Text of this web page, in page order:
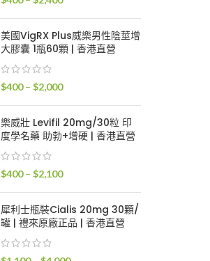
圍：
$2,400
美國VigRX Plus威樂男性陰莖增
大膠囊 1瓶60顆 | 香港直營
$400 – $2,000價
範
圍：
$2,000
樂威壯 Levifil 20mg/30粒 印
度學名藥 助勃+增硬 | 香港直營
$400 – $2,100價
範
圍：
犀利士瓶裝Cialis 20mg 30顆/
罐 | 禮來原廠正品 | 香港直營